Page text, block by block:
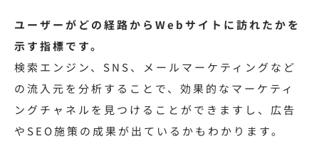
ユーザーがどの経路からWebサイトに訪れたかを
示す指標です。
検索エンジン、SNS、メールマーケティングなど
の流入元を分析することで、効果的なマーケティ
ングチャネルを見つけることができますし、広告
やSEO施策の成果が出ているかもわかります。